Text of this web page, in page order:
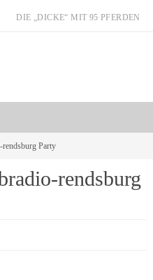
DIE „DICKE“ MIT 95 PFERDEN
Party
rendsburg